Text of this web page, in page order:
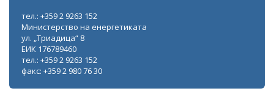
тел.: +359 2 9263 152
Министерство на енергетиката
ул. „Триадица“ 8
ЕИК 176789460
тел.: +359 2 9263 152
факс: +359 2 980 76 30